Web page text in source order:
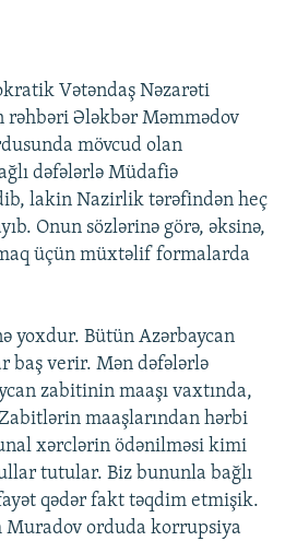
Vətəndaş Nəzarəti
rəhbəri Ələkbər Məmmədov
mövcud olan
dəfələrlə Müdafiə
lakin Nazirlik tərəfindən heç
Onun sözlərinə görə, əksinə,
üçün müxtəlif formalarda
yoxdur. Bütün Azərbaycan
baş verir. Mən dəfələrlə
zabitinin maaşı vaxtında,
maaşlarından hərbi
xərclərin ödənilməsi kimi
tutular. Biz bununla bağlı
qədər fakt təqdim etmişik.
Muradov orduda korrupsiya